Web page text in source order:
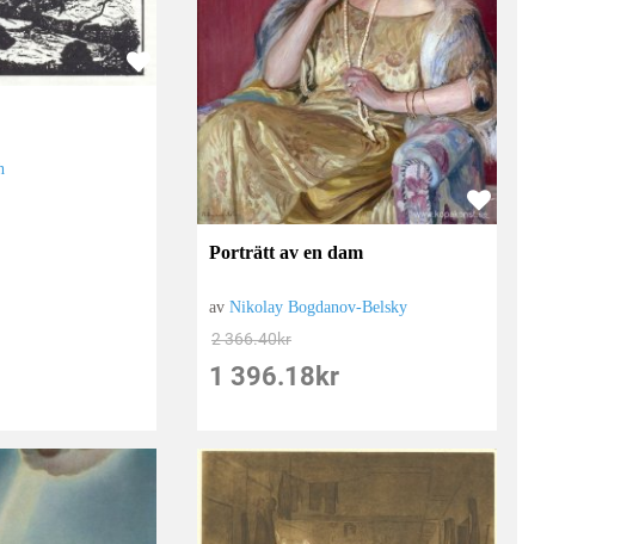
Porträtt av en dam
avNikolay Bogdanov-Belsky
2 366.40kr
1 396.18 kr